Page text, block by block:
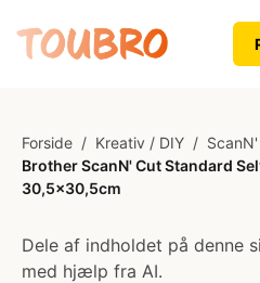
Forside / Kreativ / DIY /
Brother ScanN' Cut Standard
30,5x30,5cm
Dele af indholdet på denne
med hjælp fra AI.